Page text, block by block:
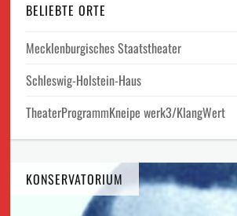
BELIEBTE ORTE
Mecklenburgisches Staatstheater
Schleswig-Holstein-Haus
TheaterProgrammKneipe werk3/KlangWert
KONSERVATORIUM